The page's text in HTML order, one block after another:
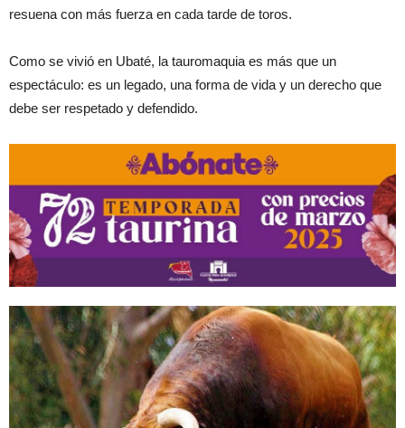
resuena con más fuerza en cada tarde de toros.
Como se vivió en Ubaté, la tauromaquia es más que un
espectáculo: es un legado, una forma de vida y un derecho que
debe ser respetado y defendido.